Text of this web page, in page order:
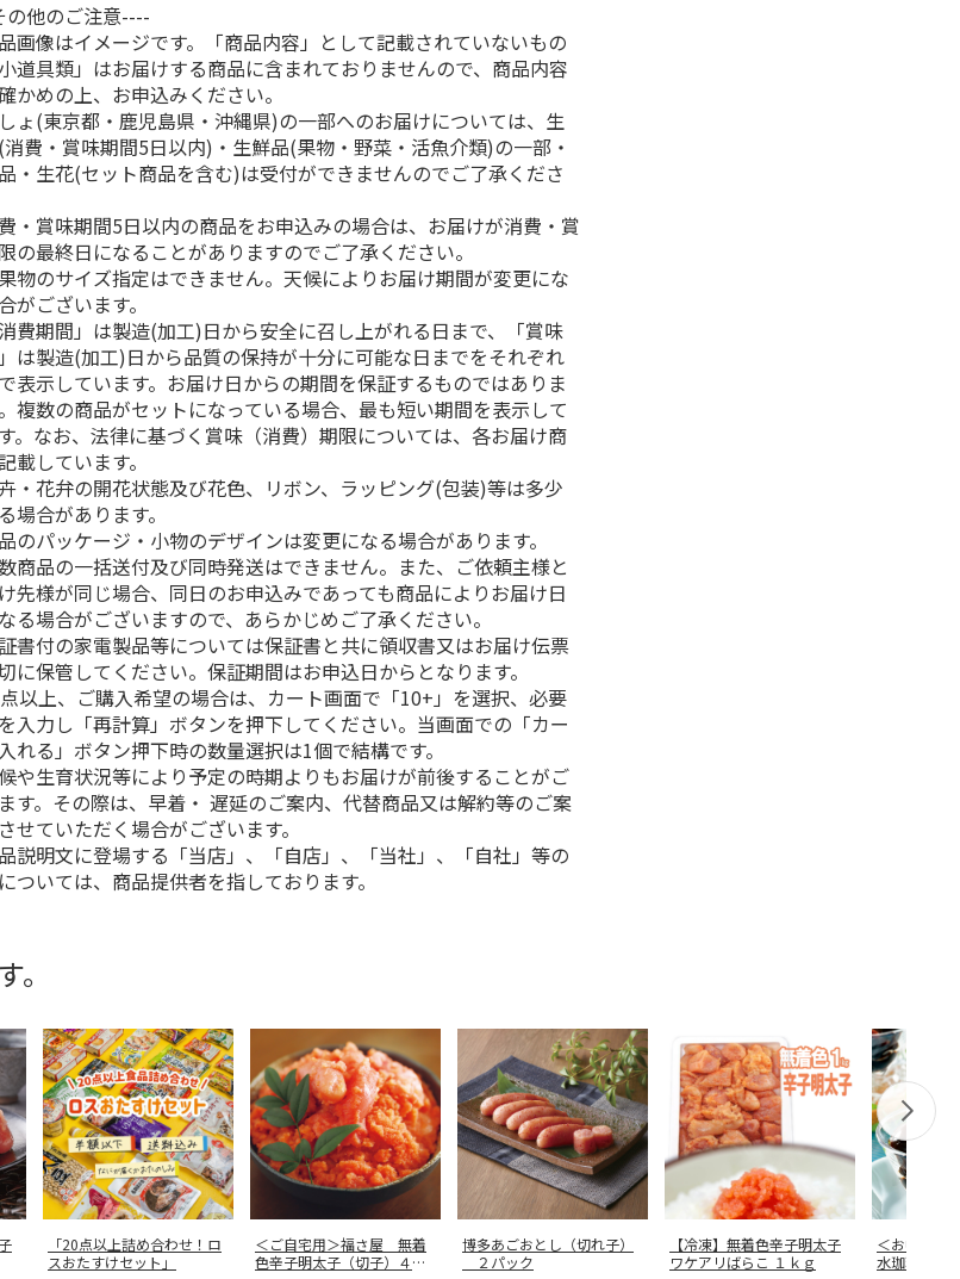
の他のご注意----
画像はイメージです。「商品内容」として記載されていないもの
道具類」はお届けする商品に含まれておりませんので、商品内容
かめの上、お申込みください。
ょ(東京都・鹿児島県・沖縄県)の一部へのお届けについては、生
費・賞味期間5日以内)・生鮮品(果物・野菜・活魚介類)の一部・
・生花(セット商品を含む)は受付ができませんのでご了承くださ
・賞味期間5日以内の商品をお申込みの場合は、お届けが消費・賞
の最終日になることがありますのでご了承ください。
物のサイズ指定はできません。天候によりお届け期間が変更にな
がございます。
費期間」は製造(加工)日から安全に召し上がれる日まで、「賞味
は製造(加工)日から品質の保持が十分に可能な日までをそれぞれ
表示しています。お届け日からの期間を保証するものではありま
複数の商品がセットになっている場合、最も短い期間を表示して
。なお、法律に基づく賞味（消費）期限については、各お届け商
載しています。
・花弁の開花状態及び花色、リボン、ラッピング(包装)等は多少
場合があります。
のパッケージ・小物のデザインは変更になる場合があります。
商品の一括送付及び同時発送はできません。また、ご依頼主様と
先様が同じ場合、同日のお申込みであっても商品によりお届け日
る場合がございますので、あらかじめご了承ください。
書付の家電製品等については保証書と共に領収書又はお届け伝票
に保管してください。保証期間はお申込日からとなります。
以上、ご購入希望の場合は、カート画面で「10+」を選択、必要
入力し「再計算」ボタンを押下してください。当画面での「カー
れる」ボタン押下時の数量選択は1個で結構です。
や生育状況等により予定の時期よりもお届けが前後することがご
す。その際は、早着・ 遅延のご案内、代替商品又は解約等のご案
せていただく場合がございます。
説明文に登場する「当店」、「自店」、「当社」、「自社」等の
ついては、商品提供者を指しております。
「20点以上詰め合わせ！ロ
スおたすけセット」
＜ご自宅用＞福さ屋 無着
色辛子明太子（切子）４５
博多あごおとし（切れ子）
２パック
【冷凍】無着色辛子明太子
ワケアリばらこ １ｋｇ
＜お中元＞
水珈琲ゼリ